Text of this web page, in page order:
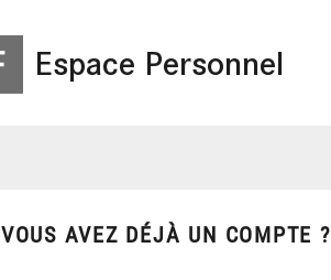
Espace Personnel
VOUS AVEZ DÉJÀ UN COMPTE ?